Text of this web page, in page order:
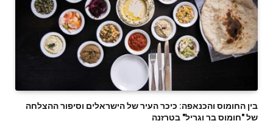
בין החומוס והכנאפה: כיכר העיר של הישראלים וסיפור ההצלחה
של "חומוס בר וגריל" בטרזנה